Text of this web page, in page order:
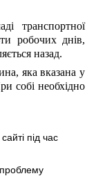
транспортної
робочих днів,
назад.
яка вказана у
собі необхідно
під час